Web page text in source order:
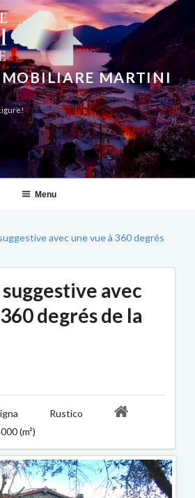
MARTINI
Menu
avec une vue à 360 degrés
avec
degrés de la
Rustico
(m²)